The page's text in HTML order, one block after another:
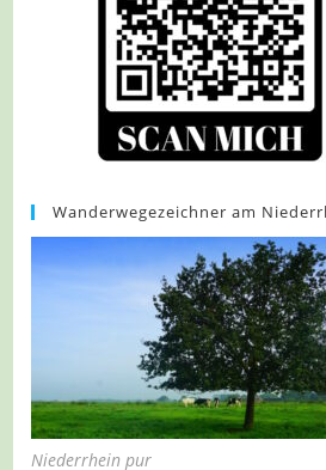
Wanderwegezeichner am
Niederrhein pur